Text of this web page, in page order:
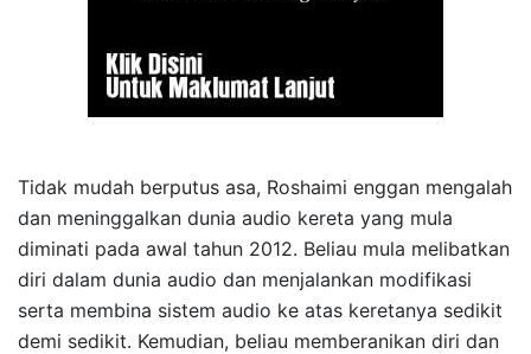
Tidak mudah berputus asa, Roshaimi enggan mengalah
dan meninggalkan dunia audio kereta yang mula
diminati pada awal tahun 2012. Beliau mula melibatkan
diri dalam dunia audio dan menjalankan modifikasi
serta membina sistem audio ke atas keretanya sedikit
demi sedikit. Kemudian, beliau memberanikan diri dan